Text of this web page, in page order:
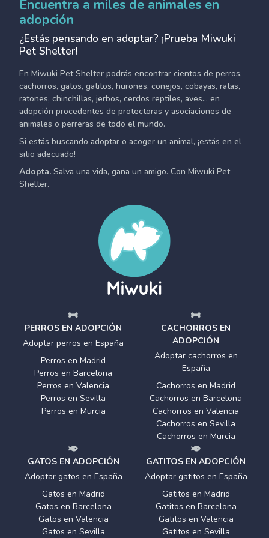
Encuentra a miles de animales en
adopción
¿Estás pensando en adoptar? ¡Prueba Miwuki
Pet Shelter!
En Miwuki Pet Shelter podrás encontrar cientos de perros,
cachorros, gatos, gatitos, hurones, conejos, cobayas, ratas,
ratones, chinchillas, jerbos, cerdos reptiles, aves... en
adopción procedentes de protectoras y asociaciones de
animales o perreras de todo el mundo.
Si estás buscando adoptar o acoger un animal, ¡estás en el
sitio adecuado!
Adopta. Salva una vida, gana un amigo. Con Miwuki Pet
Shelter.
PERROS EN ADOPCIÓN
Adoptar perros en España
Perros en Madrid
Perros en Barcelona
Perros en Valencia
Perros en Sevilla
Perros en Murcia
CACHORROS EN
ADOPCIÓN
Adoptar cachorros en
España
Cachorros en Madrid
Cachorros en Barcelona
Cachorros en Valencia
Cachorros en Sevilla
Cachorros en Murcia
GATOS EN ADOPCIÓN
Adoptar gatos en España
Gatos en Madrid
Gatos en Barcelona
Gatos en Valencia
Gatos en Sevilla
GATITOS EN ADOPCIÓN
Adoptar gatitos en España
Gatitos en Madrid
Gatitos en Barcelona
Gatitos en Valencia
Gatitos en Sevilla